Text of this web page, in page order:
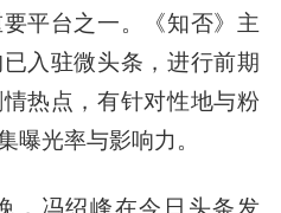
平台之一。《知否》主
入驻微头条，进行前期
热点，有针对性地与粉
曝光率与影响力。
，冯绍峰在今日头条发